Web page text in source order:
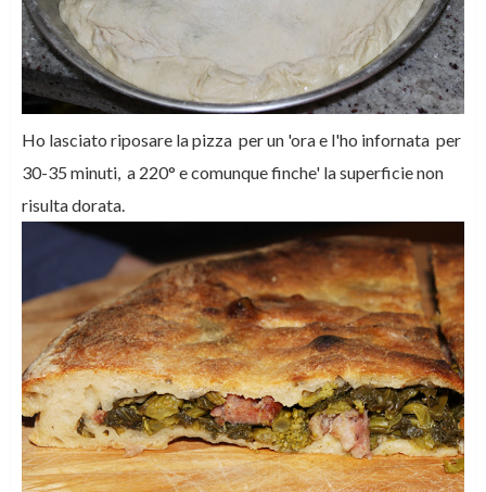
Ho lasciato riposare la pizza per un 'ora e l'ho infornata per
30-35 minuti, a 220° e comunque finche' la superficie non
risulta dorata.